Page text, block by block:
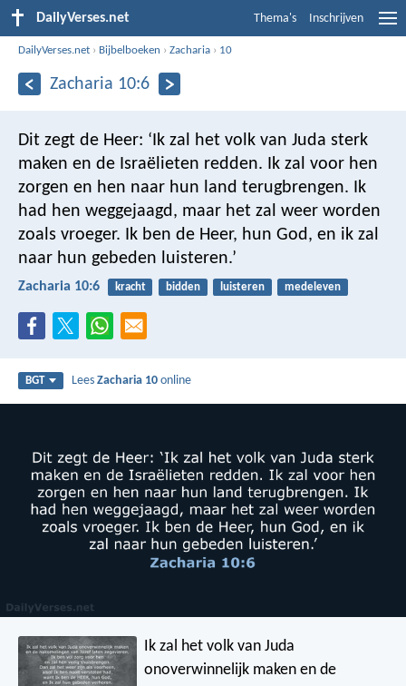
DailyVerses.net Thema's Inschrijven
DailyVerses.net › Bijbelboeken ›Zacharia › 10
Zacharia 10:6
Dit zegt de Heer: ‘Ik zal het volk van Juda sterk
maken en de Israëlieten redden. Ik zal voor hen
zorgen en hen naar hun land terugbrengen. Ik
had hen weggejaagd, maar het zal weer worden
zoals vroeger. Ik ben de Heer, hun God, en ik zal
naar hun gebeden luisteren.’
Zacharia 10:6 kracht bidden luisteren medeleven
BGT LeesZacharia 10 online
Ik zal het volk van Juda
onoverwinnelijk maken en de